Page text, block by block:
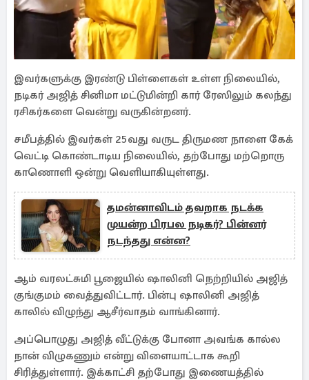
இவர்களுக்கு இரண்டு பிள்ளைகள் உள்ள நிலையில்,
நடிகர் அஜித் சினிமா மட்டுமின்றி கார் ரேஸிலும் கலந்து
ரசிகர்களை வென்று வருகின்றனர்.
சமீபத்தில் இவர்கள் 25வது வருட திருமண நாளை கேக்
வெட்டி கொண்டாடிய நிலையில், தற்போது மற்றொரு
காணொளி ஒன்று வெளியாகியுள்ளது.
தமன்னாவிடம் தவறாக நடக்க
முயன்ற பிரபல நடிகர்? பின்னர்
நடந்தது என்ன?
ஆம் வரலட்சுமி பூஜையில் ஷாலினி நெற்றியில் அஜித்
குங்குமம் வைத்துவிட்டார். பின்பு ஷாலினி அஜித்
காலில் விழுந்து ஆசீர்வாதம் வாங்கினார்.
அப்பொழுது அஜித் வீட்டுக்கு போனா அவங்க கால்ல
நான் விழுகணும் என்று விளையாட்டாக கூறி
சிரித்துள்ளார். இக்காட்சி தற்போது இணையத்தில்